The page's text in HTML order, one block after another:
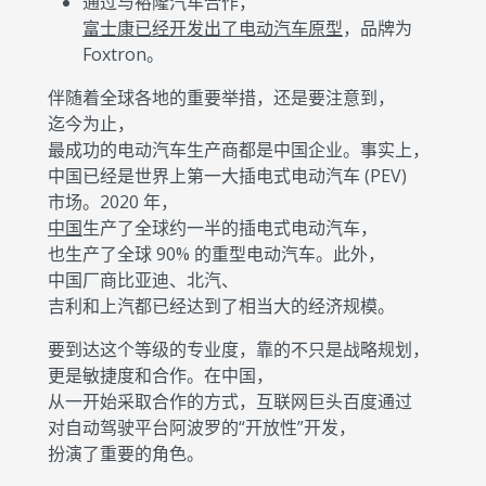
富士康已经开发出了电动汽车原型，品牌为
Foxtron。
伴随着全球各地的重要举措，还是要注意到，
迄今为止，
最成功的电动汽车生产商都是中国企业。事实上，
中国已经是世界上第一大插电式电动汽车 (PEV)
市场。2020 年，
中国生产了全球约一半的插电式电动汽车，
也生产了全球 90% 的重型电动汽车。此外，
中国厂商比亚迪、北汽、
吉利和上汽都已经达到了相当大的经济规模。
要到达这个等级的专业度，靠的不只是战略规划，
更是敏捷度和合作。在中国，
从一开始采取合作的方式，互联网巨头百度通过
对自动驾驶平台阿波罗的“开放性”开发，
扮演了重要的角色。